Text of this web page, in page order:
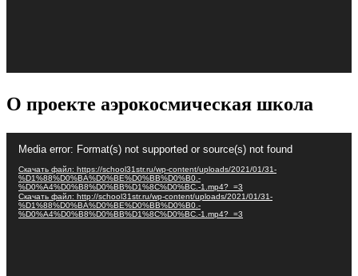
О проекте аэрокосмическая школа
Media error: Format(s) not supported or source(s) not found
Скачать файл: https://school31str.ru/wp-content/uploads/2021/01/31-
%D1%88%D0%BA%D0%BE%D0%BB%D0%B0.-
%D0%A4%D0%B8%D0%BB%D1%8C%D0%BC.-1.mp4?_=3
Скачать файл: http://school31str.ru/wp-content/uploads/2021/01/31-
%D1%88%D0%BA%D0%BE%D0%BB%D0%B0.-
%D0%A4%D0%B8%D0%BB%D1%8C%D0%BC.-1.mp4?_=3